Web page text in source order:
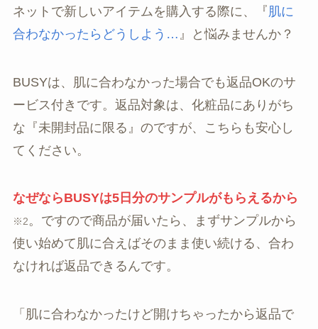
ネットで新しいアイテムを購入する際に、『 肌に
合わなかったらどうしよう… 』と悩みませんか？
BUSYは、肌に合わなかった場合でも返品OKのサ
ービス付きです。返品対象は、化粧品にありがち
な『未開封品に限る』のですが、こちらも安心し
てください。
なぜならBUSYは5日分のサンプルがもらえるから
※2。ですので商品が届いたら、まずサンプルから
使い始めて肌に合えばそのまま使い続ける、合わ
なければ返品できるんです。
「肌に合わなかったけど開けちゃったから返品で